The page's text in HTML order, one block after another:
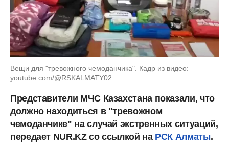
Вещи для "тревожного чемоданчика". Кадр из видео:
youtube.com/@RSKALMATY02
Представители МЧС Казахстана показали, что
должно находиться в "тревожном
чемоданчике" на случай экстренных ситуаций,
передает NUR.KZ со ссылкой на РСК Алматы.